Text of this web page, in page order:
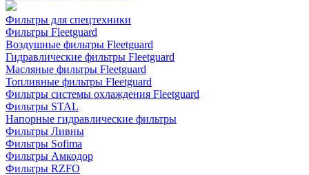
Фильтры для спецтехники
Фильтры Fleetguard
Воздушные фильтры Fleetguard
Гидравлические фильтры Fleetguard
Масляные фильтры Fleetguard
Топливные фильтры Fleetguard
Фильтры системы охлаждения Fleetguard
Фильтры STAL
Напорные гидравлические фильтры
Фильтры Ливны
Фильтры Sofima
Фильтры Амкодор
Фильтры RZFO